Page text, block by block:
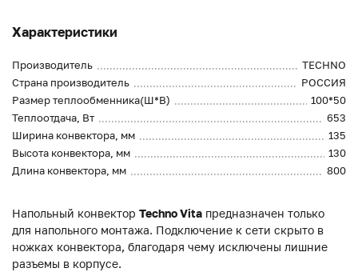
Характеристики
Производитель
TECHNO
Страна производитель
РОССИЯ
Размер теплообменника(Ш*В)
100*50
Теплоотдача, Вт
653
Ширина конвектора, мм
135
Высота конвектора, мм
130
Длина конвектора, мм
800
Напольный конвектор Techno Vita предназначен только
для напольного монтажа. Подключение к сети скрыто в
ножках конвектора, благодаря чему исключены лишние
разъемы в корпусе.